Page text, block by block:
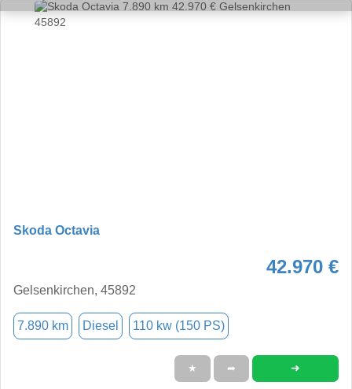
Skoda Octavia
42.970 €
Gelsenkirchen, 45892
7.890 km Diesel 110 kw (150 PS)
★ ➦ ➜